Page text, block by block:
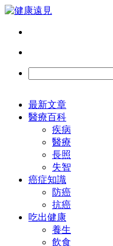
最新文章
醫療百科
疾病
醫療
長照
失智
癌症知識
防癌
抗癌
吃出健康
養生
飲食